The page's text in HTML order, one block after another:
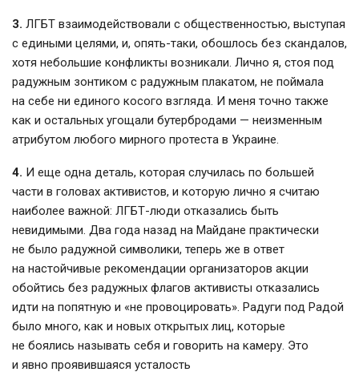
3. ЛГБТ взаимодействовали с общественностью, выступая
с едиными целями, и, опять-таки, обошлось без скандалов,
хотя небольшие конфликты возникали. Лично я, стоя под
радужным зонтиком с радужным плакатом, не поймала
на себе ни единого косого взгляда. И меня точно также
как и остальных угощали бутербродами — неизменным
атрибутом любого мирного протеста в Украине.
4. И еще одна деталь, которая случилась по большей
части в головах активистов, и которую лично я считаю
наиболее важной: ЛГБТ-люди отказались быть
невидимыми. Два года назад на Майдане практически
не было радужной символики, теперь же в ответ
на настойчивые рекомендации организаторов акции
обойтись без радужных флагов активисты отказались
идти на попятную и «не провоцировать». Радуги под Радой
было много, как и новых открытых лиц, которые
не боялись называть себя и говорить на камеру. Это
и явно проявившаяся усталость